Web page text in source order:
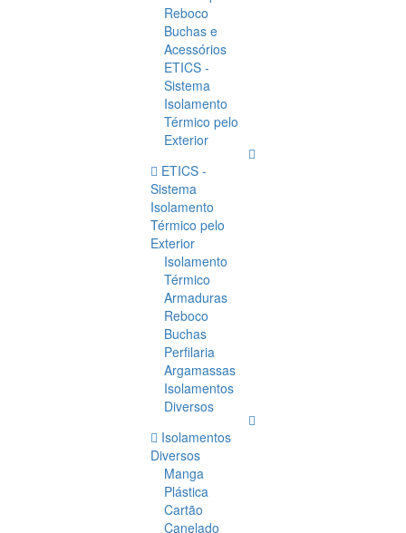
Reboco
Buchas e
Acessórios
ETICS -
Sistema
Isolamento
Térmico pelo
Exterior
ETICS -
Sistema
Isolamento
Térmico pelo
Exterior
Isolamento
Térmico
Armaduras
Reboco
Buchas
Perfilaria
Argamassas
Isolamentos
Diversos
Isolamentos
Diversos
Manga
Plástica
Cartão
Canelado